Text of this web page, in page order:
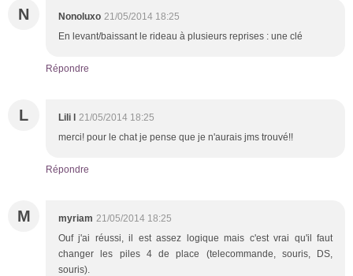
N Nonoluxo 21/05/2014 18:25
En levant/baissant le rideau à plusieurs reprises : une clé
Répondre
L Lili l 21/05/2014 18:25
merci! pour le chat je pense que je n'aurais jms trouvé!!
Répondre
M myriam 21/05/2014 18:25
Ouf j'ai réussi, il est assez logique mais c'est vrai qu'il faut
changer les piles 4 de place (telecommande, souris, DS,
souris).